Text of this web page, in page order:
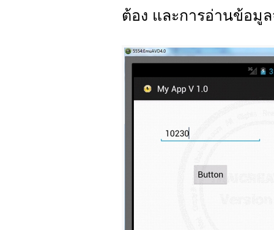
ต้อง และการอ่านข้อมู